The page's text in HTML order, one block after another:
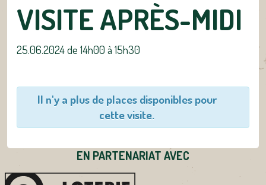
VISITE APRÈS-MIDI
25.06.2024 de 14h00 à 15h30
Il n'y a plus de places disponibles pour
cette visite.
EN PARTENARIAT AVEC